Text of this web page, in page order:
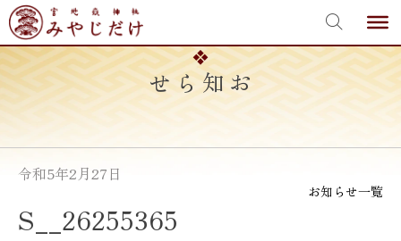
Skip
to
content
お知らせ
令和5年2月27日
お知らせ一覧
S__26255365